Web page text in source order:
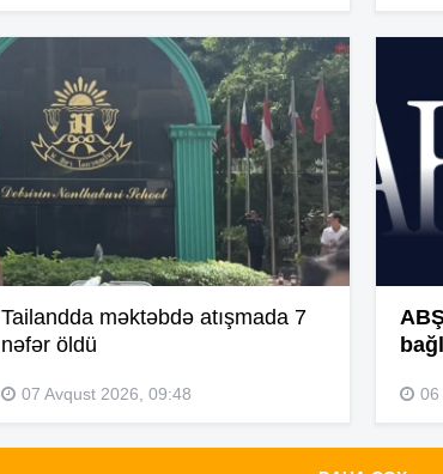
Tailandda məktəbdə atışmada 7
nəfər öldü
07 Avqust 2026, 09:48 06